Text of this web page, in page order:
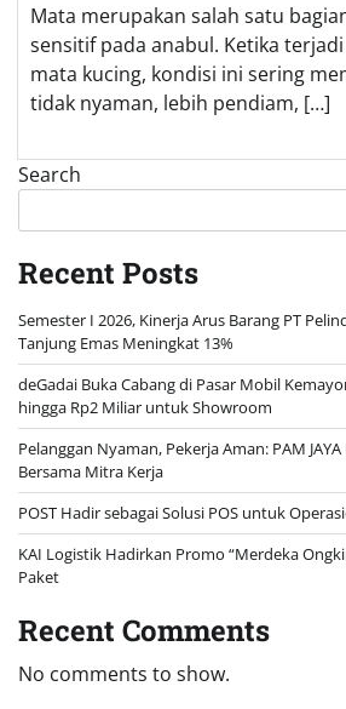
Mata merupakan salah satu
sensitif pada anabul. Ketika
mata kucing, kondisi ini sering
tidak nyaman, lebih pendiam, […]
Search
Recent Posts
Semester I 2026, Kinerja Arus Barang PT
Tanjung Emas Meningkat 13%
deGadai Buka Cabang di Pasar Mobil
hingga Rp2 Miliar untuk Showroom
Pelanggan Nyaman, Pekerja Aman: PAM
Bersama Mitra Kerja
POST Hadir sebagai Solusi POS untuk
KAI Logistik Hadirkan Promo “Merdeka
Paket
Recent Comments
No comments to show.